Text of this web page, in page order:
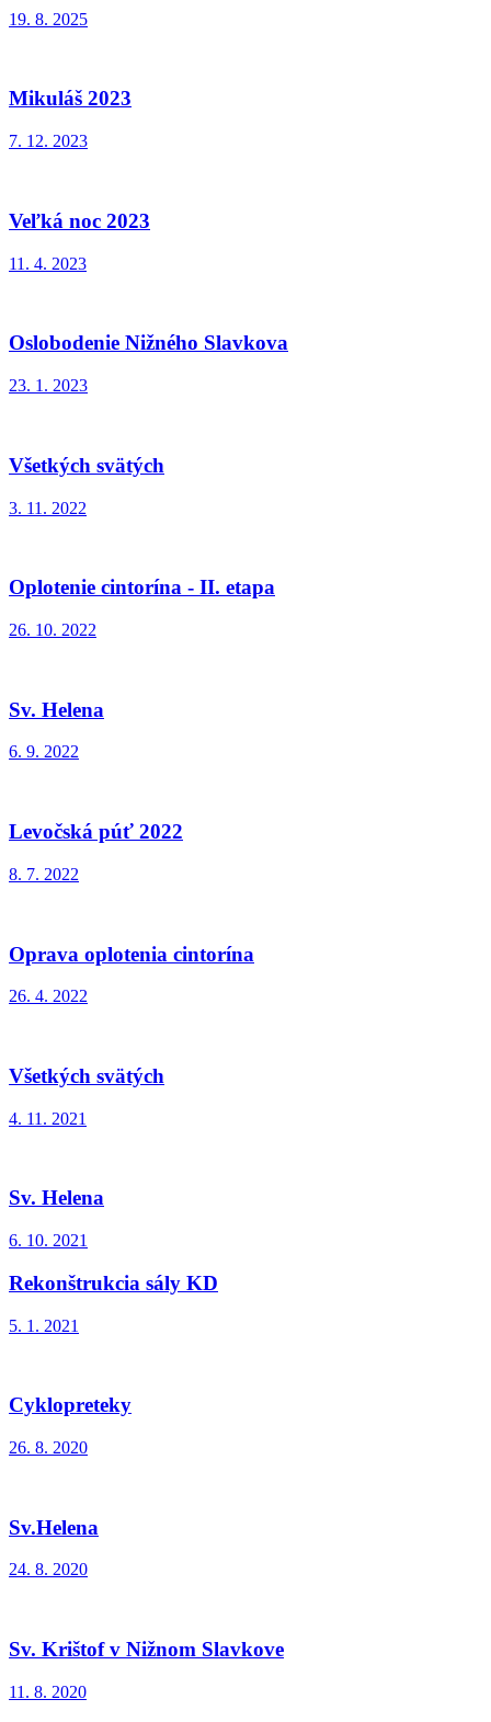
19. 8. 2025
Mikuláš 2023
7. 12. 2023
Veľká noc 2023
11. 4. 2023
Oslobodenie Nižného Slavkova
23. 1. 2023
Všetkých svätých
3. 11. 2022
Oplotenie cintorína - II. etapa
26. 10. 2022
Sv. Helena
6. 9. 2022
Levočská púť 2022
8. 7. 2022
Oprava oplotenia cintorína
26. 4. 2022
Všetkých svätých
4. 11. 2021
Sv. Helena
6. 10. 2021
Rekonštrukcia sály KD
5. 1. 2021
Cyklopreteky
26. 8. 2020
Sv.Helena
24. 8. 2020
Sv. Krištof v Nižnom Slavkove
11. 8. 2020